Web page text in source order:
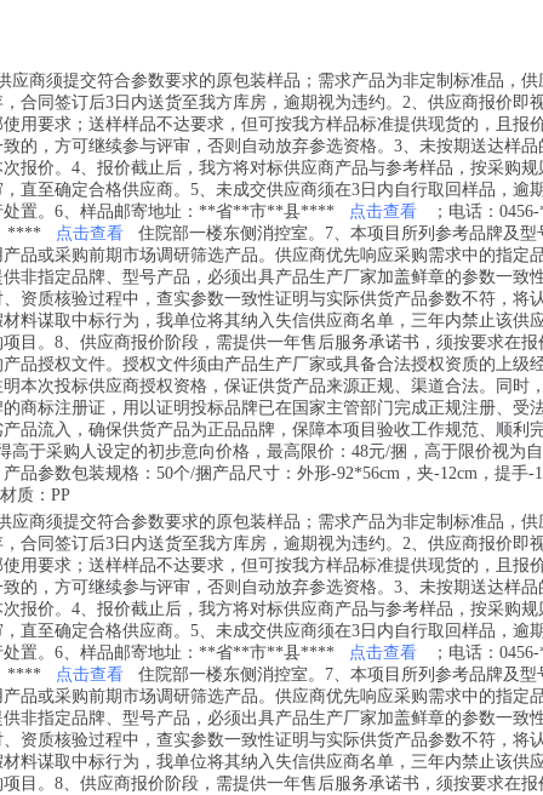
应商须提交符合参数要求的原包装样品；需求产品为非定制标准品，供
合同签订后3日内送货至我方库房，逾期视为违约。2、供应商报价即
用要求；送样样品不达要求，但可按我方样品标准提供现货的，且报
的，方可继续参与评审，否则自动放弃参选资格。3、未按期送达样品
报价。4、报价截止后，我方将对标供应商产品与参考样品，按采购规
直至确定合格供应商。5、未成交供应商须在3日内自行取回样品，逾
处置。6、样品邮寄地址：**省**市**县****
点击查看
；电话：
****
点击查看
住院部一楼东侧消控室。7、本项目所列参考品牌及型
品或采购前期市场调研筛选产品。供应商优先响应采购需求中的指定
非指定品牌、型号产品，必须出具产品生产厂家加盖鲜章的参数一致
资质核验过程中，查实参数一致性证明与实际供货产品参数不符，将
料谋取中标行为，我单位将其纳入失信供应商名单，三年内禁止该供
目。8、供应商报价阶段，需提供一年售后服务承诺书，须按要求在报
品授权文件。授权文件须由产品生产厂家或具备合法授权资质的上级
本次投标供应商授权资格，保证供货产品来源正规、渠道合法。同时
商标注册证，用以证明投标品牌已在国家主管部门完成正规注册、受
品流入，确保供货产品为正品品牌，保障本项目验收工作规范、顺利
高于采购人设定的初步意向价格，最高限价：48元/捆，高于限价视为
品参数包装规格：50个/捆产品尺寸：外形-92*56cm，夹-12cm，提手-
质：PP
应商须提交符合参数要求的原包装样品；需求产品为非定制标准品，供
合同签订后3日内送货至我方库房，逾期视为违约。2、供应商报价即
用要求；送样样品不达要求，但可按我方样品标准提供现货的，且报
的，方可继续参与评审，否则自动放弃参选资格。3、未按期送达样品
报价。4、报价截止后，我方将对标供应商产品与参考样品，按采购规
直至确定合格供应商。5、未成交供应商须在3日内自行取回样品，逾
处置。6、样品邮寄地址：**省**市**县****
点击查看
；电话：
****
点击查看
住院部一楼东侧消控室。7、本项目所列参考品牌及型
品或采购前期市场调研筛选产品。供应商优先响应采购需求中的指定
非指定品牌、型号产品，必须出具产品生产厂家加盖鲜章的参数一致
资质核验过程中，查实参数一致性证明与实际供货产品参数不符，将
料谋取中标行为，我单位将其纳入失信供应商名单，三年内禁止该供
目。8、供应商报价阶段，需提供一年售后服务承诺书，须按要求在报